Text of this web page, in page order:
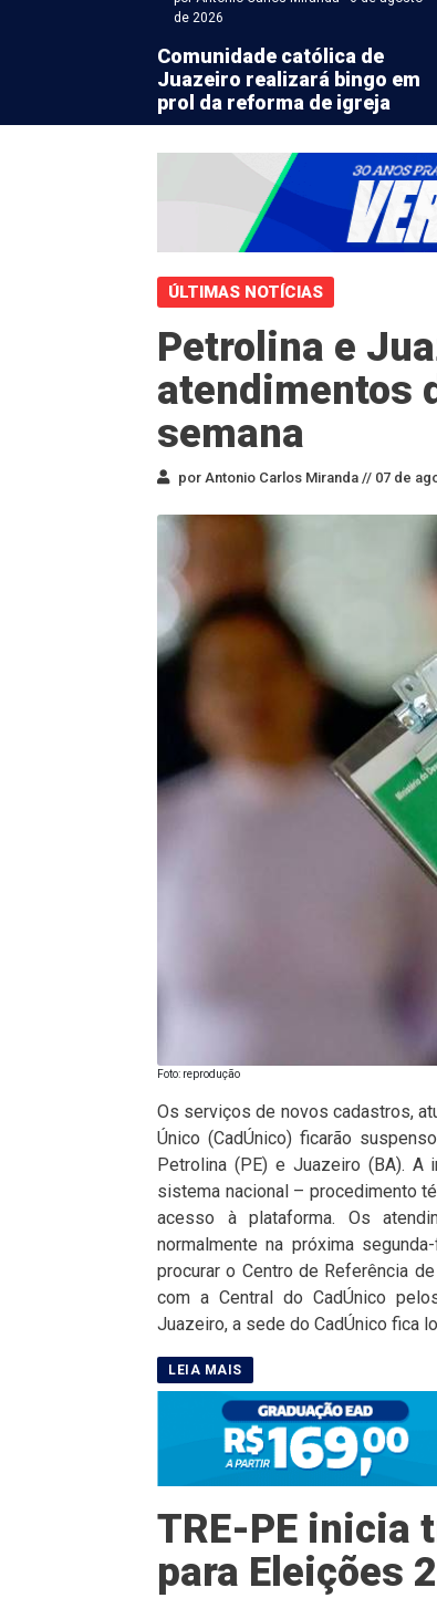
de 2026
Comunidade católica de
Juazeiro realizará bingo em
prol da reforma de igreja
ÚLTIMAS NOTÍCIAS
Petrolina e
atendimentos
semana
por Antonio Carlos Miranda // 07 de
Foto: reprodução
Os serviços de novos cadastros,
Único (CadÚnico) ficarão
Petrolina (PE) e Juazeiro (BA). A
sistema nacional – procedimento
acesso à plataforma. Os
normalmente na próxima
procurar o Centro de Referência
com a Central do CadÚnico
Juazeiro, a sede do CadÚnico fica
TRE-PE inicia
para Eleições